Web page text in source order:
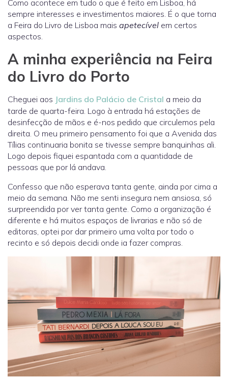
Como acontece em tudo o que é feito em Lisboa, há
sempre interesses e investimentos maiores. É o que torna
a Feira do Livro de Lisboa mais apetecível em certos
aspectos.
A minha experiência na Feira
do Livro do Porto
Cheguei aos Jardins do Palácio de Cristal a meio da
tarde de quarta-feira. Logo à entrada há estações de
desinfecção de mãos e é-nos pedido que circulemos pela
direita. O meu primeiro pensamento foi que a Avenida das
Tílias continuaria bonita se tivesse sempre banquinhas ali.
Logo depois fiquei espantada com a quantidade de
pessoas que por lá andava.
Confesso que não esperava tanta gente, ainda por cima a
meio da semana. Não me senti insegura nem ansiosa, só
surpreendida por ver tanta gente. Como a organização é
diferente e há muitos espaços de livrarias e não só de
editoras, optei por dar primeiro uma volta por todo o
recinto e só depois decidi onde ia fazer compras.